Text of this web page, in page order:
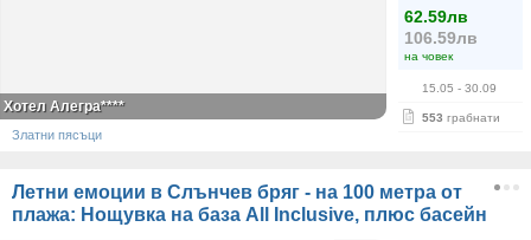
62.59лв
106.59лв
на човек
15.05 - 30.09
553 грабнати
Хотел Алегра****
Златни пясъци
Летни емоции в Слънчев бряг - на 100 метра от
плажа: Нощувка на база All Inclusive, плюс басейн